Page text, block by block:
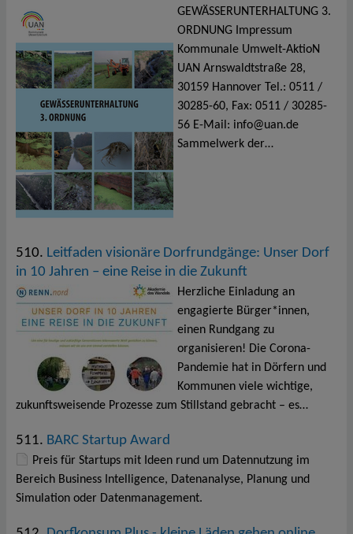
GEWÄSSERUNTERHALTUNG 3.
ORDNUNG Impressum
Kommunale Umwelt-AktioN
UAN Arnswaldtstraße 28,
30159 Hannover Tel.: 0511 /
30285-60, Fax: 0511 / 30285-
56 E-Mail: info@uan.de
Sammelwerk der…
510. Leitfaden visionäre Dorfrundgänge: Unser Dorf
in 10 Jahren – eine Reise in die Zukunft
Herzliche Einladung an
engagierte Bürger*innen,
einen Rundgang zu
organisieren! Die Corona-
Pandemie hat in Dörfern und
Kommunen viele wichtige,
zukunftsweisende Prozesse zum Stillstand gebracht – es…
511. BARC Startup Award
Preis für Startups mit Ideen rund um Datennutzung im
Bereich Business Intelligence, Datenanalyse, Planung und
Simulation oder Datenmanagement.